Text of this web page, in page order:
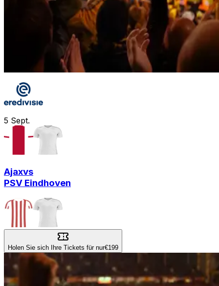
5 Sept.
Ajaxvs
PSV Eindhoven
Holen Sie sich Ihre Tickets für nur€199